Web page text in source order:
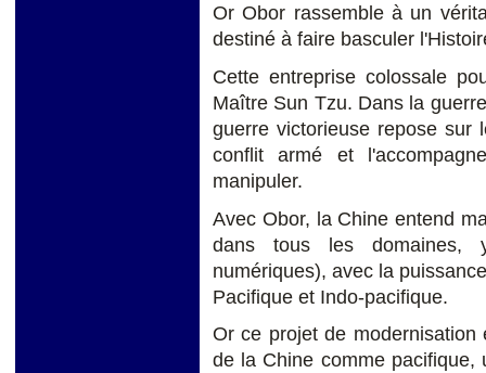
Or Obor rassemble à un
destiné à faire basculer
Cette entreprise colossale
Maître Sun Tzu. Dans la
guerre victorieuse repose sur
conflit armé et
manipuler.
Avec Obor, la Chine entend
dans tous les domaines,
numériques), avec la
Pacifique et Indo-pacifique.
Or ce projet de modernisation
de la Chine comme pacifique,